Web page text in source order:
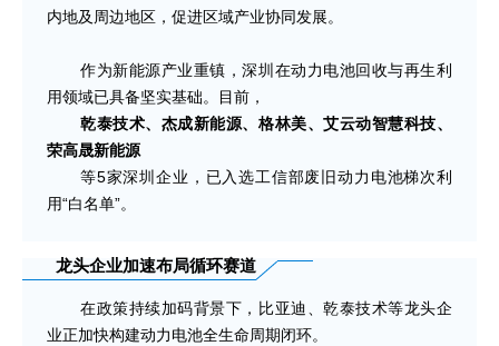
内地及周边地区，促进区域产业协同发展。
作为新能源产业重镇，深圳在动力电池回收与再生利
用领域已具备坚实基础。目前，
乾泰技术、杰成新能源、格林美、艾云动智慧科技、
荣高晟新能源
等5家深圳企业，已入选工信部废旧动力电池梯次利
用“白名单”。
龙头企业加速布局循环赛道
在政策持续加码背景下，比亚迪、乾泰技术等龙头企
业正加快构建动力电池全生命周期闭环。